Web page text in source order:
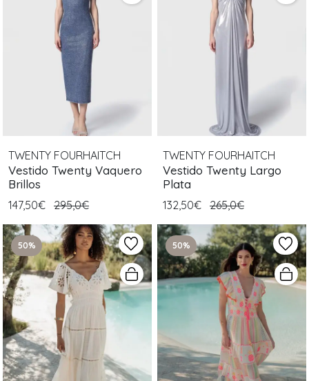
TWENTY FOURHAITCH
Vestido Twenty Vaquero
Brillos
147,50€ 295,0€
TWENTY FOURHAITCH
Vestido Twenty Largo
Plata
132,50€ 265,0€
50% 50%